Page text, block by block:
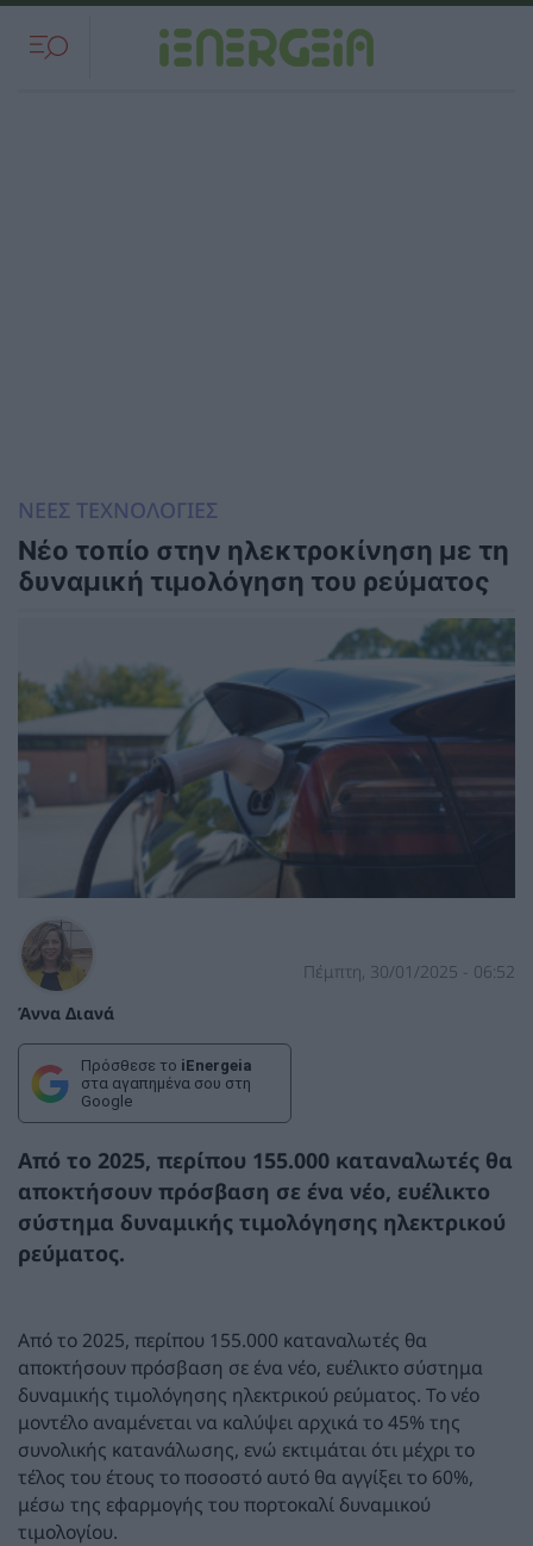
ΝΕΕΣ ΤΕΧΝΟΛΟΓΙΕΣ
Νέο τοπίο στην ηλεκτροκίνηση με τη
δυναμική τιμολόγηση του ρεύματος
Άννα Διανά
Πέμπτη, 30/01/2025 - 06:52
Πρόσθεσε το iEnergeia
στα αγαπημένα σου στη
Google
Από το 2025, περίπου 155.000 καταναλωτές θα
αποκτήσουν πρόσβαση σε ένα νέο, ευέλικτο
σύστημα δυναμικής τιμολόγησης ηλεκτρικού
ρεύματος.
Από το 2025, περίπου 155.000 καταναλωτές θα
αποκτήσουν πρόσβαση σε ένα νέο, ευέλικτο σύστημα
δυναμικής τιμολόγησης ηλεκτρικού ρεύματος. Το νέο
μοντέλο αναμένεται να καλύψει αρχικά το 45% της
συνολικής κατανάλωσης, ενώ εκτιμάται ότι μέχρι το
τέλος του έτους το ποσοστό αυτό θα αγγίξει το 60%,
μέσω της εφαρμογής του πορτοκαλί δυναμικού
τιμολογίου.